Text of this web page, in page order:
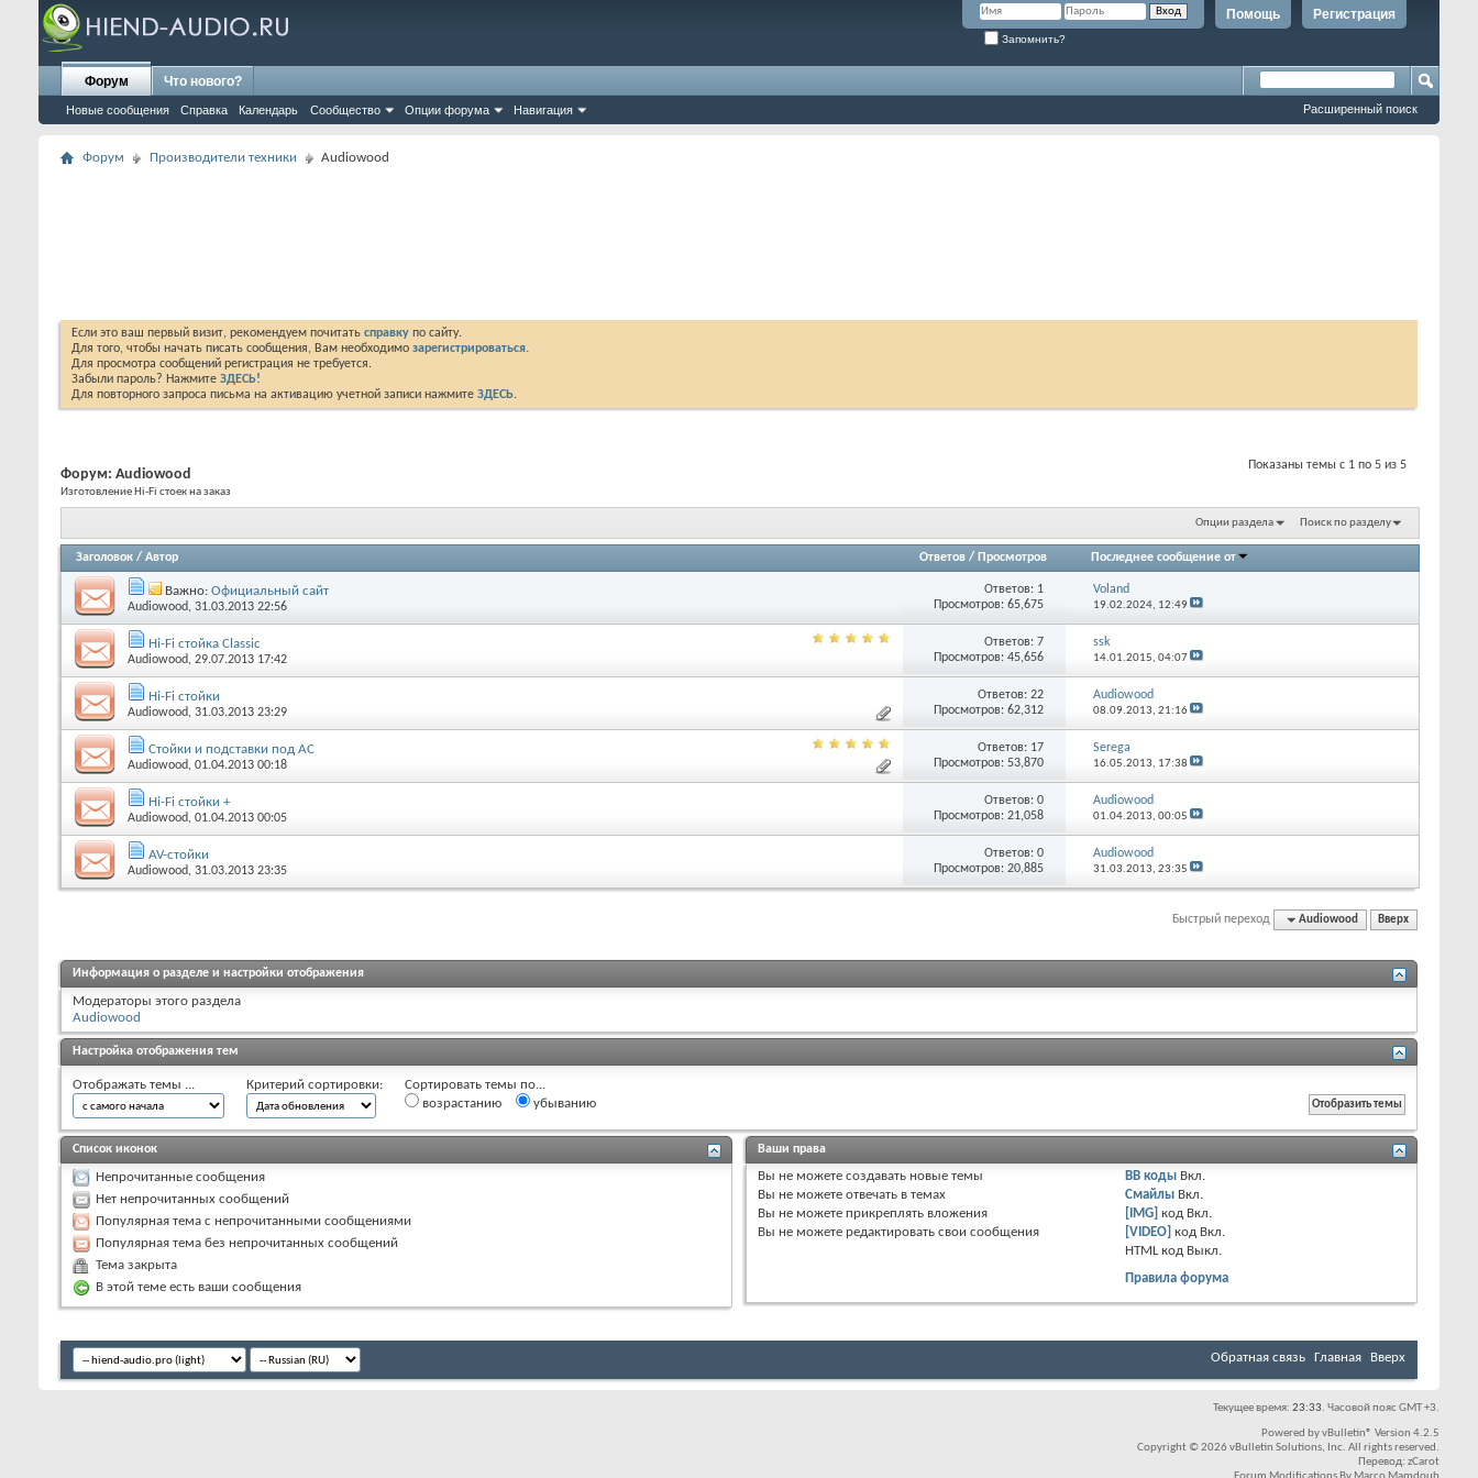
Регистрация
Помощь
Запомнить?
Форум
Новые сообщения Справка Календарь Сообщество Опции форума Навигация
Что нового?
Расширенный поиск
Форум Производители техники Audiowood
Если это ваш первый визит, рекомендуем почитать справку по сайту.
Для того, чтобы начать писать сообщения, Вам необходимо зарегистрироваться.
Для просмотра сообщений регистрация не требуется.
Забыли пароль? Нажмите ЗДЕСЬ!
Для повторного запроса письма на активацию учетной записи нажмите ЗДЕСЬ.
Показаны темы с 1 по 5 из 5
Форум: Audiowood
Изготовление Hi-Fi стоек на заказ
Опции раздела Поиск по разделу
Заголовок / Автор Ответов / Просмотров Последнее сообщение от
Важно: Официальный сайт
Audiowood, 31.03.2013 22:56
Ответов: 1
Просмотров: 65,675
Voland
19.02.2024, 12:49
Hi-Fi стойка Classic
Audiowood, 29.07.2013 17:42
Ответов:7
Просмотров: 45,656
ssk
14.01.2015, 04:07
Hi-Fi стойки
Audiowood, 31.03.2013 23:29
Ответов:22
Просмотров: 62,312
Audiowood
08.09.2013, 21:16
Стойки и подставки под АС
Audiowood, 01.04.2013 00:18
Ответов: 17
Просмотров: 53,870
Serega
16.05.2013, 17:38
Hi-Fi стойки +
Audiowood, 01.04.2013 00:05
Ответов:0
Просмотров: 21,058
Audiowood
01.04.2013, 00:05
AV-стойки
Audiowood, 31.03.2013 23:35
Ответов:0
Просмотров: 20,885
Audiowood
31.03.2013, 23:35
Быстрый переход Audiowood Вверх
Информация о разделе и настройки отображения
Модераторы этого раздела
Audiowood
Настройка отображения тем
Отображать темы ... Критерий сортировки:
Сортировать темы по...
возрастанию
убыванию
Список иконок
Непрочитанные сообщения
Нет непрочитанных сообщений
Популярная тема с непрочитанными сообщениями
Популярная тема без непрочитанных сообщений
Тема закрыта
В этой теме есть ваши сообщения
Ваши права
Вы не можете создавать новые темы
Вы не можете отвечать в темах
Вы не можете прикреплять вложения
Вы не можете редактировать свои сообщения
BB коды Вкл.
Смайлы Вкл.
[IMG] код Вкл.
[VIDEO] код Вкл.
HTML код Выкл.
Правила форума
Обратная связь Главная Вверх
Текущее время: 23:33. Часовой пояс GMT +3.
Powered byvBulletin® Version 4.2.5
Copyright © 2026 vBulletin Solutions, Inc. All rights reserved.
Перевод: zCarot